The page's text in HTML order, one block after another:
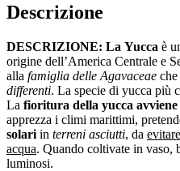
Descrizione
DESCRIZIONE: La Yucca è
origine dell’America Centrale e
alla famiglia delle Agavaceae
differenti. La specie di yucca più
La fioritura della yucca avviene
apprezza i climi marittimi,
solari in terreni asciutti, da
acqua. Quando coltivate in vaso,
luminosi.